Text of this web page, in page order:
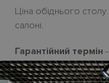
Ціна обіднього столу
салоні.
Гарантійний термін